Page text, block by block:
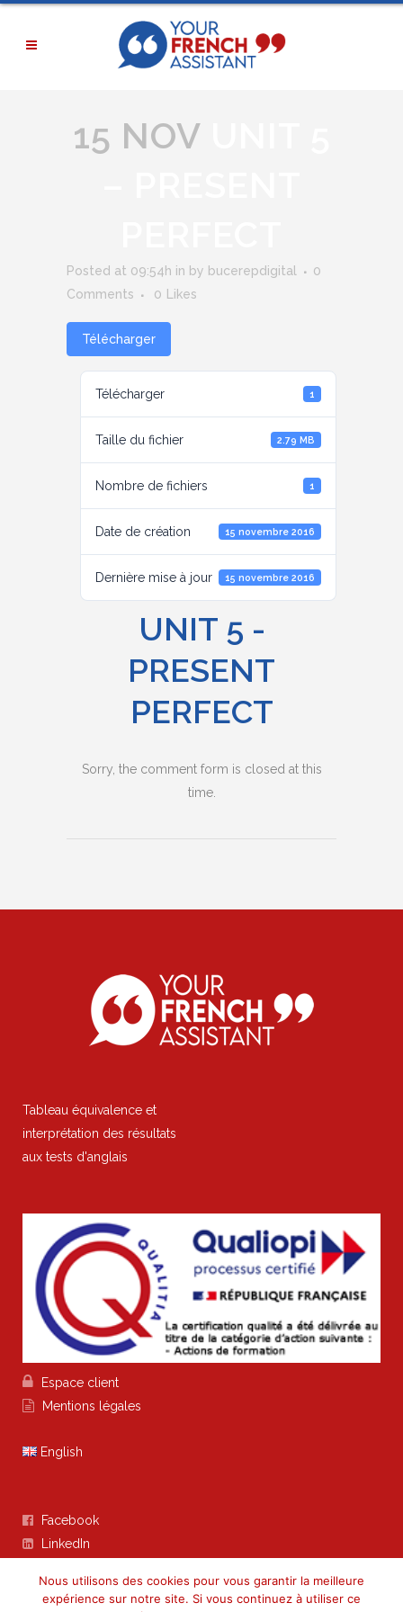
15 NOVUNIT 5
Posted at 09:54h in by bucerepdigital
0
Comments
0 Likes
Télécharger
Télécharger 1
Taille du fichier 2.79 MB
Nombre de fichiers 1
Date de création 15 novembre 2016
Dernière mise à jour 15 novembre 2016
UNIT 5 -
PRESENT
PERFECT
Sorry, the comment form is closed at this
time.
Tableau équivalence et
interprétation des résultats
aux tests d'anglais
 Espace client
 Mentions légales
English
 Facebook
 LinkedIn
Nous utilisons des cookies pour vous garantir la meilleure
expérience sur notre site. Si vous continuez à utiliser ce